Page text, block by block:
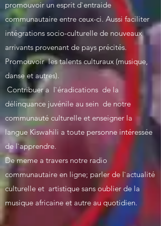
promouvoir un esprit d`entraide
communautaire entre ceux-ci. Aussi faciliter
intégrations socio-culturelle de nouveaux
arrivants provenant de pays précités.
Promouvoir les talents culturaux (musique,
danse et autres).
Contribuer a l`éradications de la
délinquance juvénile au sein de notre
communauté culturelle et enseigner la
langue Kiswahili a toute personne intéressée
de l`apprendre.
De meme a travers notre radio
communautaire en ligne; parler de l`actualité
culturelle et artistique sans oublier de la
musique africaine et autre au quotidien.